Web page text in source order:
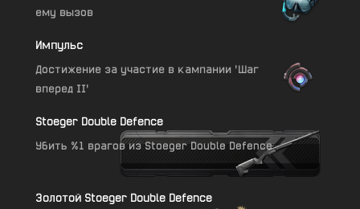
ему вызов
Импульс
Достижение за участие в кампании 'Шаг
вперед II'
Stoeger Double Defence
Убить %1 врагов из Stoeger Double Defence
Золотой Stoeger Double Defence